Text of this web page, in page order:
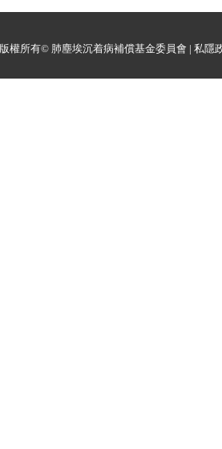
版權所有© 肺塵埃沉着病補償基金委員會 | 私隱